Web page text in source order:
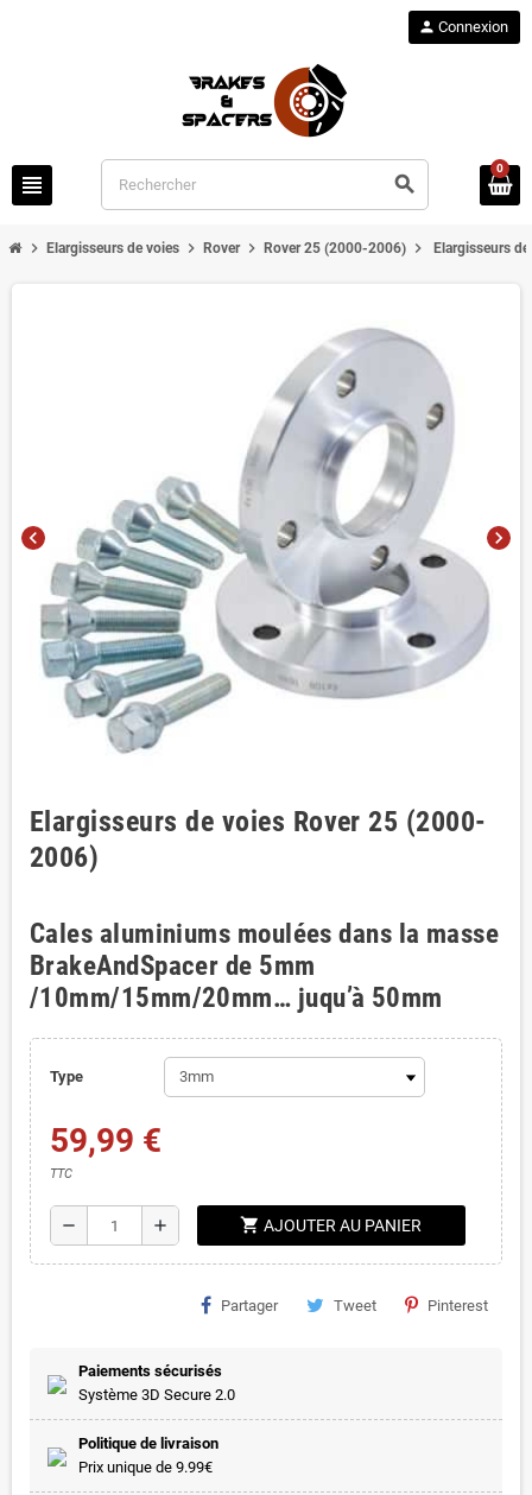
view_headline search
person Connexion
0
chevron_right Elargisseurs de voies chevron_right Rover chevron_right Rover 25 (2000-2006) chevron_right Elargisseurs
chevron_left chevron_right
Elargisseurs de voies Rover 25 (2000-
2006)
Cales aluminiums moulées dans la masse
BrakeAndSpacer de 5mm
/10mm/15mm/20mm… juqu’à 50mm
Type
59,99 €
TTC
remove add shopping_cart AJOUTER AU PANIER
Partager Tweet Pinterest
Paiements sécurisés
Système 3D Secure 2.0
Politique de livraison
Prix unique de 9.99€